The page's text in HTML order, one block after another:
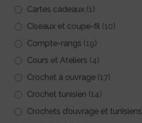
Cartes cadeaux (1)
Ciseaux et coupe-fil (10)
Compte-rangs (19)
Cours et Ateliers (4)
Crochet à ouvrage (17)
Crochet tunisien (14)
Crochets d’ouvrage et tunisiens